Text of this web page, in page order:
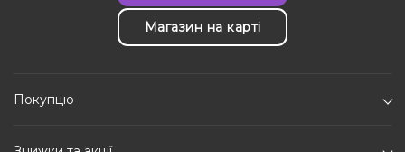
Магазин на карті
Покупцю